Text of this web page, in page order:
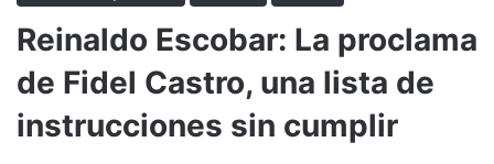
Reinaldo Escobar: La proclama
de Fidel Castro, una lista de
instrucciones sin cumplir